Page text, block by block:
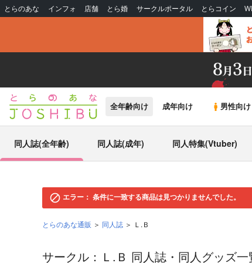
とらのあな インフォ 店舗 とら婚 サークルポータル とらコイン
全年齢向け 成年向け 男性向け
同人誌(全年齢) 同人誌(成年) 同人特集(Vtuber)
エラー： 条件に一致する商品は見つかりませんでした。
とらのあな通販 同人誌 Ｌ.Ｂ
サークル：Ｌ.Ｂ 同人誌・同人グッズ一